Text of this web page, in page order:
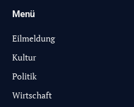
Menü
Eilmeldung
Kultur
Politik
Wirtschaft